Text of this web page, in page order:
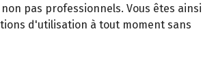
pas professionnels. Vous êtes ainsi
d'utilisation à tout moment sans